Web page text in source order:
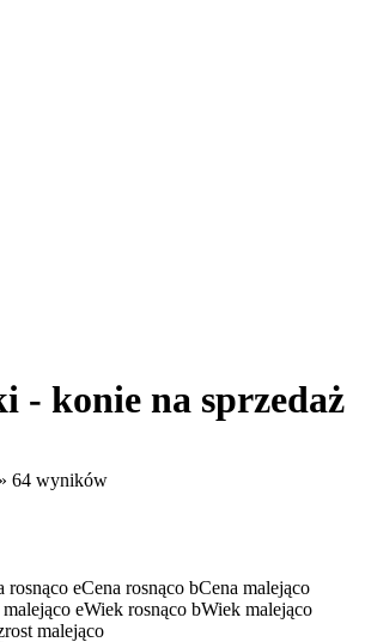
- konie na sprzedaż
» 64 wyników
rosnąco eCena rosnąco bCena malejąco
malejąco eWiek rosnąco bWiek malejąco
malejąco